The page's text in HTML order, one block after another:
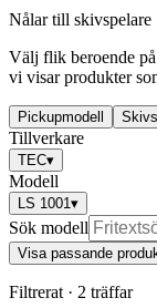
Nålar till skivspelare
Välj flik beroende
vi visar produkter
Pickupmodell
Tillverkare
TEC▾
Modell
LS 1001▾
Sök modell
Visa passande
Filtrerat · 2 träffar